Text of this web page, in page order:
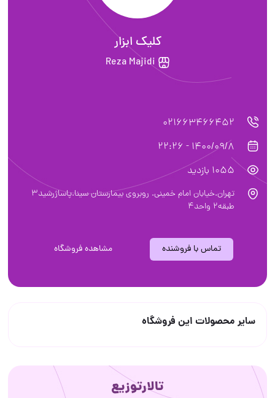
کلیک ابزار
Reza Majidi
021663466452
1400/09/8 - 22:26
1055 بازدید
تهران.خیابان امام خمینی. روبروی بیمارستان سینا.پاساژرشید3
طبقه2 واحد4
تماس با فروشنده مشاهده فروشگاه
سایر محصولات این فروشگاه
تالارتوزیع